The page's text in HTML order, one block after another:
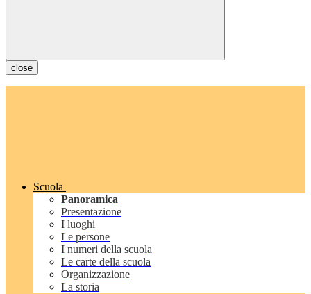
close
Scuola
Panoramica
Presentazione
I luoghi
Le persone
I numeri della scuola
Le carte della scuola
Organizzazione
La storia